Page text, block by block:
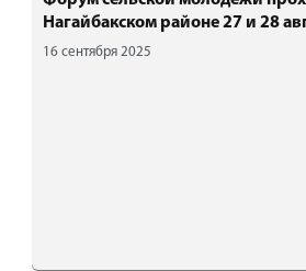
Нагайбакском районе 27 и 28
16 сентября 2025